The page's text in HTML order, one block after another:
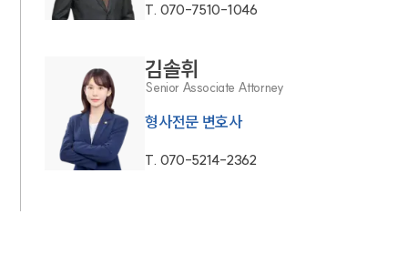
T. 070-7510-1046
김솔휘
Senior Associate Attorney
형사전문 변호사
T. 070-5214-2362